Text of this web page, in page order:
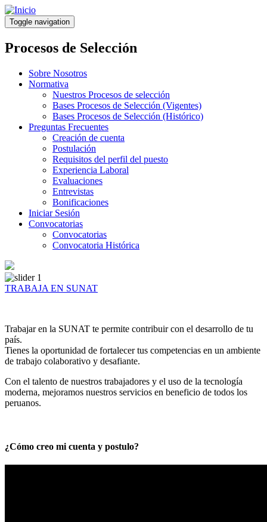
Pasar
al
contenido
principal
Toggle navigation
Procesos de Selección
Sobre Nosotros
Normativa
Nuestros Procesos de selección
Bases Procesos de Selección (Vigentes)
Bases Procesos de Selección (Histórico)
Preguntas Frecuentes
Creación de cuenta
Postulación
Requisitos del perfil del puesto
Experiencia Laboral
Evaluaciones
Entrevistas
Bonificaciones
Iniciar Sesión
Convocatorias
Convocatorias
Convocatoria Histórica
TRABAJA EN SUNAT
Trabajar en la SUNAT te permite contribuir con el desarrollo de tu
país.
Tienes la oportunidad de fortalecer tus competencias en un ambiente
de trabajo colaborativo y desafiante.
Con el talento de nuestros trabajadores y el uso de la tecnología
moderna, mejoramos nuestros servicios en beneficio de todos los
peruanos.
¿Cómo creo mi cuenta y postulo?